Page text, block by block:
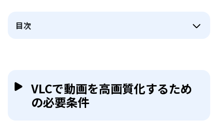
目次
VLCで動画を高画質化するため
の必要条件